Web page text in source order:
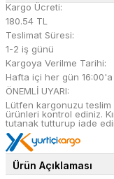
Kargo Ücreti:
180.54 TL
Teslimat Süresi:
1-2 iş günü
Kargoya Verilme Tarihi:
Hafta içi her gün
ÖNEMLİ UYARI:
Lütfen kargonuzu
ürünleri kontrol ediniz.
tutanak tutturup iade
Ürün Açıklaması